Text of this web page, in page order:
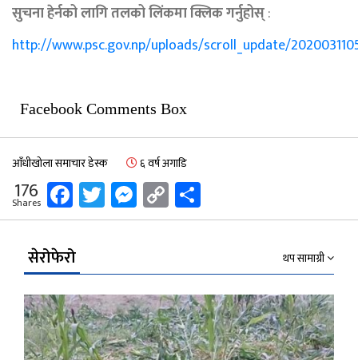
सुचना हेर्नको लागि तलको लिंकमा क्लिक गर्नुहोस्:
http://www.psc.gov.np/uploads/scroll_update/
Facebook Comments Box
आँधीखोला समाचार डेस्क ६ वर्ष अगाडि
176
Shares Facebook
Twitter
Messenger
Copy
Link
सेरोफेरो थप सामाग्री